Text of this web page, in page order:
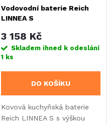
Vodovodní baterie Reich
LINNEA S
3 158 Kč
Skladem ihned k odeslání
1 ks
DO KOŠÍKU
Kovová kuchyňská baterie
Reich LINNEA S s výškou